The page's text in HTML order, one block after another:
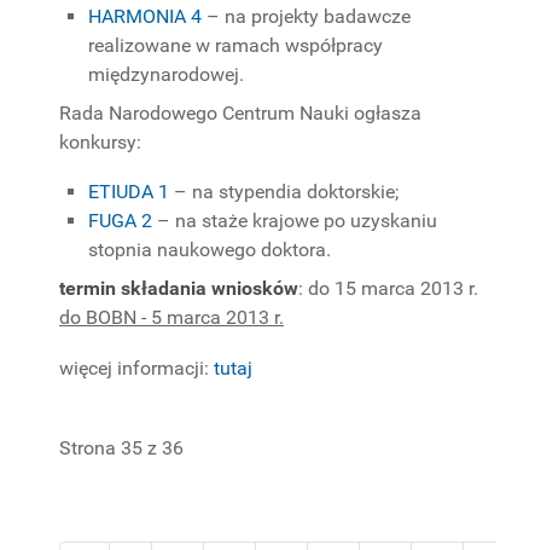
HARMONIA 4 – na projekty badawcze
realizowane w ramach współpracy
międzynarodowej.
Rada Narodowego Centrum Nauki ogłasza
konkursy:
ETIUDA 1 – na stypendia doktorskie;
FUGA 2 – na staże krajowe po uzyskaniu
stopnia naukowego doktora.
termin składania wniosków: do 15 marca 2013 r.
do BOBN - 5 marca 2013 r.
więcej informacji: tutaj
Strona 35 z 36